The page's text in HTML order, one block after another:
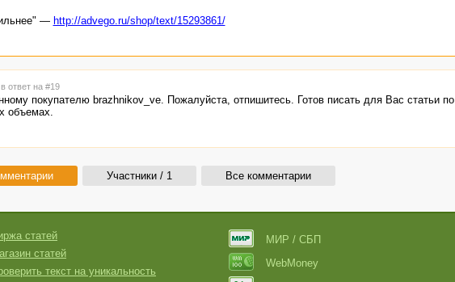
— http://advego.ru/shop/text/15293861/
в ответ на #19
покупателю brazhnikov_ve. Пожалуйста, отпишитесь. Готов писать для Вас статьи по
объемах.
Участники / 1 Все комментарии
статей
статей
текст на уникальность
МИР / СБП
WebMoney